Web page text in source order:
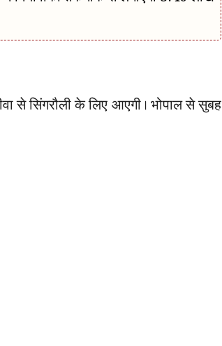
से सिंगरौली के लिए आएगी। भोपाल से सुबह